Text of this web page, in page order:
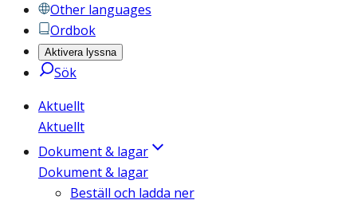
Other languages
Ordbok
Aktivera lyssna
Sök
Aktuellt
Aktuellt
Dokument & lagar
Dokument & lagar
Beställ och ladda ner